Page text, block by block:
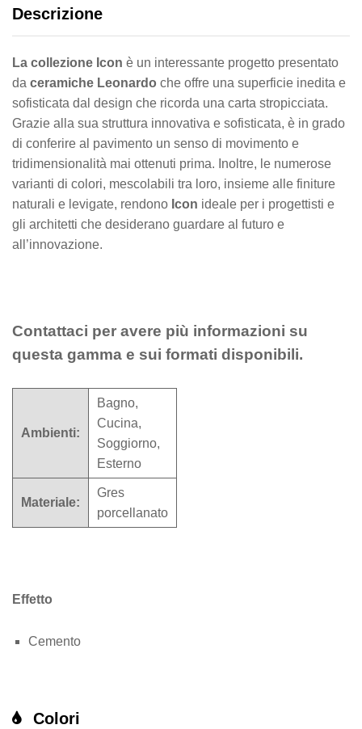
Descrizione
La collezione Icon è un interessante progetto presentato
da ceramiche Leonardo che offre una superficie inedita e
sofisticata dal design che ricorda una carta stropicciata.
Grazie alla sua struttura innovativa e sofisticata, è in grado
di conferire al pavimento un senso di movimento e
tridimensionalità mai ottenuti prima. Inoltre, le numerose
varianti di colori, mescolabili tra loro, insieme alle finiture
naturali e levigate, rendono Icon ideale per i progettisti e
gli architetti che desiderano guardare al futuro e
all’innovazione.
Contattaci per avere più informazioni su
questa gamma e sui formati disponibili.
Ambienti:
Bagno,
Cucina,
Soggiorno,
Esterno
Materiale:
Gres
porcellanato
Effetto
Cemento
Colori